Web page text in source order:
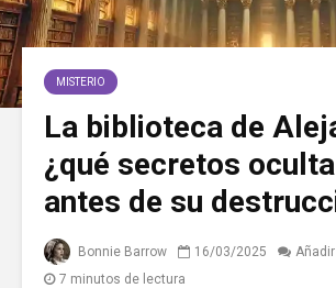
MISTERIO
La biblioteca de
¿qué secretos
antes de su
Bonnie Barrow 16/03/2025
7 minutos de lectura